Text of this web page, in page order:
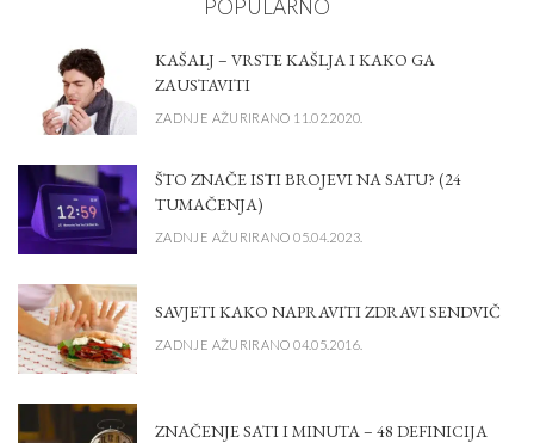
POPULARNO
KAŠALJ – VRSTE KAŠLJA I KAKO GA
ZAUSTAVITI
ZADNJE AŽURIRANO 11.02.2020.
ŠTO ZNAČE ISTI BROJEVI NA SATU? (24
TUMAČENJA)
ZADNJE AŽURIRANO 05.04.2023.
SAVJETI KAKO NAPRAVITI ZDRAVI SENDVIČ
ZADNJE AŽURIRANO 04.05.2016.
ZNAČENJE SATI I MINUTA – 48 DEFINICIJA